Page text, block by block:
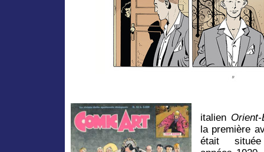
italien
la première
était